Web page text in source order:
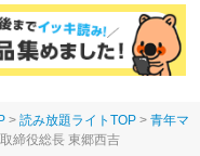
読み放題ライトTOP
青年マ
締役総長 東郷西吉